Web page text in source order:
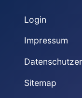
Login
Impressum
Sitemap